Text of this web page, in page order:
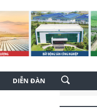
DIỄN ĐÀN